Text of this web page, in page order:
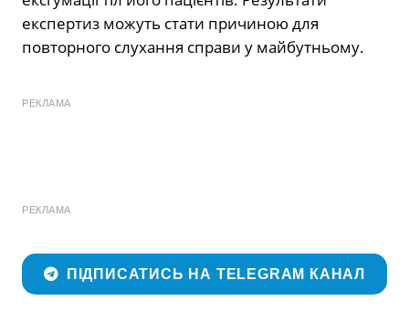
експертиз можуть стати причиною для
повторного слухання справи у майбутньому.
РЕКЛАМА
РЕКЛАМА
ПІДПИСАТИСЬ НА TELEGRAM КАНАЛ